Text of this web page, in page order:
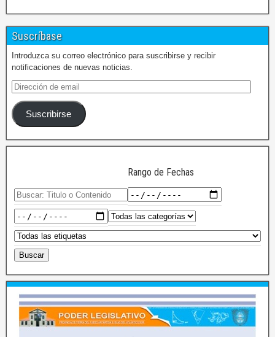
Suscríbase
Introduzca su correo electrónico para suscribirse y recibir
notificaciones de nuevas noticias.
Suscribirse
Rango de Fechas